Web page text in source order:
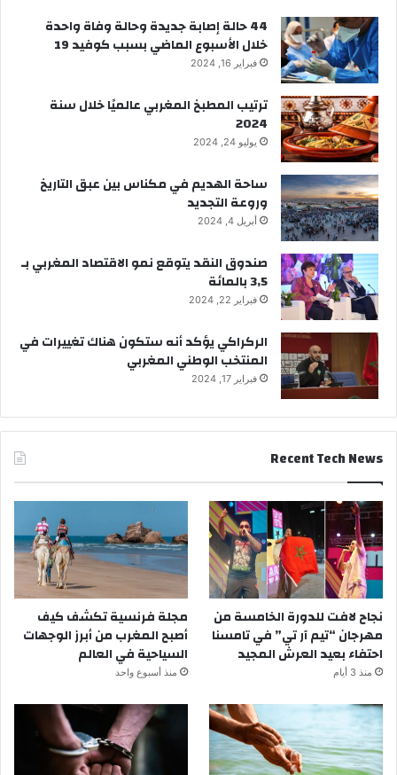
44 حالة إصابة جديدة وحالة وفاة واحدة
خلال الأسبوع الماضي بسبب كوفيد 19
فبراير 16, 2024
ترتيب المطبخ المغربي عالميًا خلال سنة
2024
يوليو 24, 2024
ساحة الهديم في مكناس بين عبق التاريخ
وروعة التجديد
أبريل 4, 2024
صندوق النقد يتوقع نمو الاقتصاد المغربي بـ
3,5 بالمائة
فبراير 22, 2024
الركراكي يؤكد أنه ستكون هناك تغييرات في
المنتخب الوطني المغربي
فبراير 17, 2024
Recent Tech News
نجاح لافت للدورة الخامسة من
مهرجان “تيم آر تي” في تامسنا
احتفاء بعيد العرش المجيد
منذ 3 أيام
مجلة فرنسية تكشف كيف
أصبح المغرب من أبرز الوجهات
السياحية في العالم
منذ أسبوع واحد